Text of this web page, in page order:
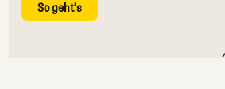
So geht's